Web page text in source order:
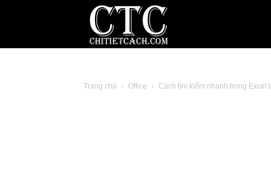
Trang chủ Office Cách tìm kiếm nhanh trong Excel